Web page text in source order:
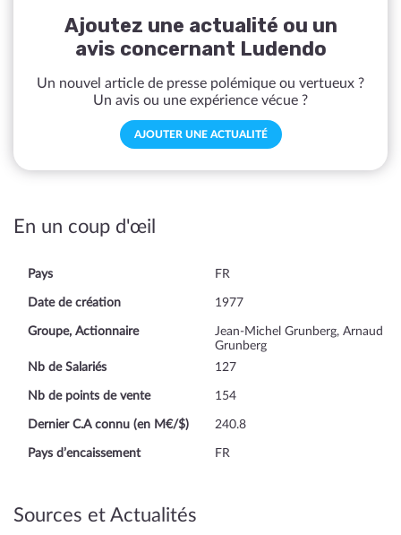
Ajoutez une actualité ou un
avis concernant Ludendo
Un nouvel article de presse polémique ou vertueux ?
Un avis ou une expérience vécue ?
AJOUTER UNE ACTUALITÉ
En un coup d'œil
Pays FR
Date de création 1977
Groupe, Actionnaire
Jean-Michel Grunberg, Arnaud
Grunberg
Nb de Salariés
127
Nb de points de vente 154
Dernier C.A connu (en M€/$) 240.8
Pays d’encaissement FR
Sources et Actualités